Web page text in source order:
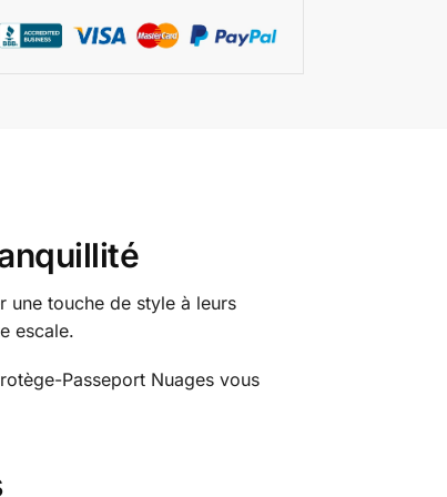
une touche de style à leurs
escale.
Passeport Nuages vous